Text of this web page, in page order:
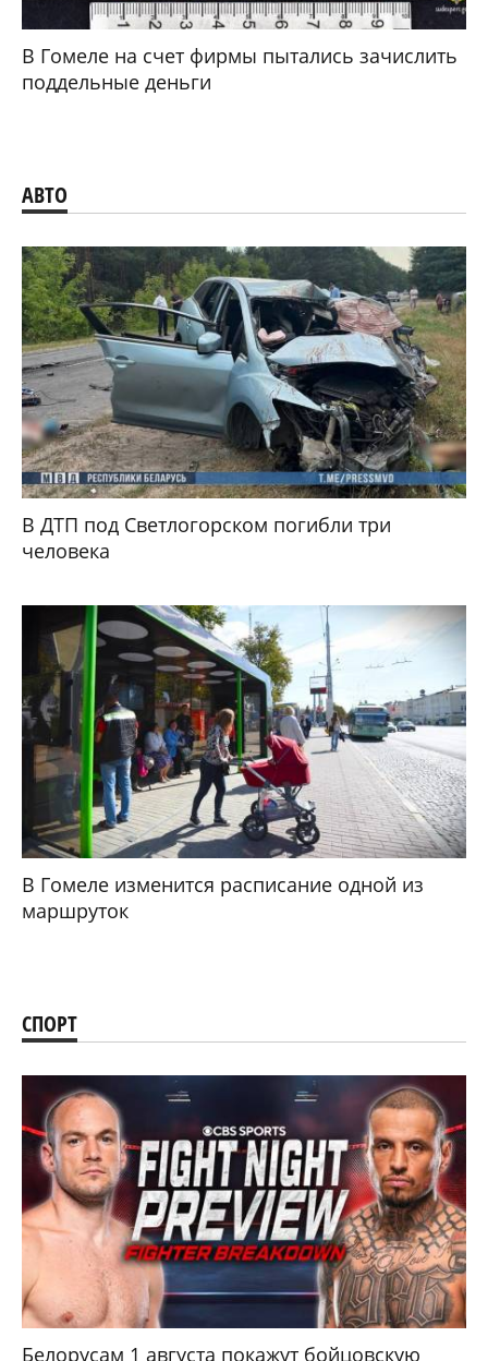
В Гомеле на счет фирмы пытались зачислить
поддельные деньги
АВТО
В ДТП под Светлогорском погибли три
человека
В Гомеле изменится расписание одной из
маршруток
СПОРТ
Белорусам 1 августа покажут бойцовскую